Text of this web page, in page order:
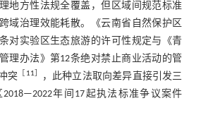
地方性法规全覆盖，但区域间规范标准
域治理效能耗散。《云南省自然保护区
对实验区生态旅游的许可性规定与《青
理办法》第12条绝对禁止商业活动的管
突
11
，此种立法取向差异直接引发三
年间17起执法标准争议案件